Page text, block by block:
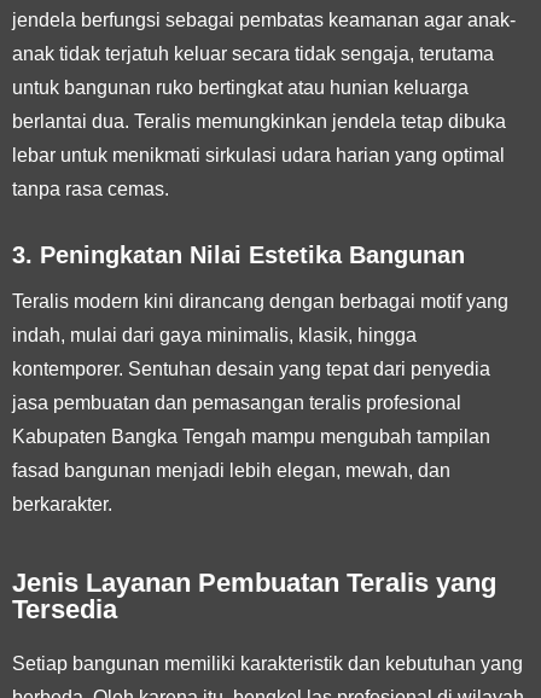
jendela berfungsi sebagai pembatas keamanan agar anak-
anak tidak terjatuh keluar secara tidak sengaja, terutama
untuk bangunan ruko bertingkat atau hunian keluarga
berlantai dua. Teralis memungkinkan jendela tetap dibuka
lebar untuk menikmati sirkulasi udara harian yang optimal
tanpa rasa cemas.
3. Peningkatan Nilai Estetika Bangunan
Teralis modern kini dirancang dengan berbagai motif yang
indah, mulai dari gaya minimalis, klasik, hingga
kontemporer. Sentuhan desain yang tepat dari penyedia
jasa pembuatan dan pemasangan teralis profesional
Kabupaten Bangka Tengah mampu mengubah tampilan
fasad bangunan menjadi lebih elegan, mewah, dan
berkarakter.
Jenis Layanan Pembuatan Teralis yang
Tersedia
Setiap bangunan memiliki karakteristik dan kebutuhan yang